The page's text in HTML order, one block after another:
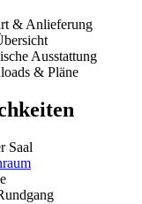
& Anlieferung
Ausstattung
& Pläne
Saal